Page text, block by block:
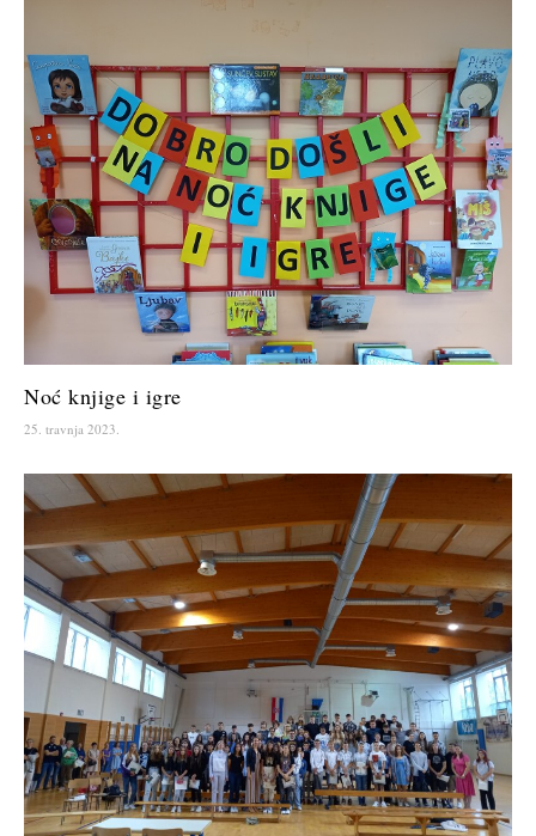
Noć knjige i igre
25. travnja 2023.